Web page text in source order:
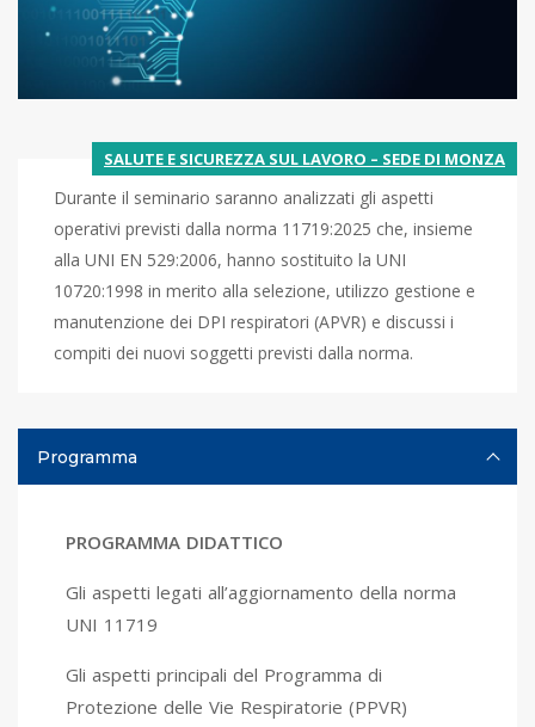
SALUTE E SICUREZZA SUL LAVORO – SEDE DI MONZA
Durante il seminario saranno analizzati gli aspetti
operativi previsti dalla norma 11719:2025 che, insieme
alla UNI EN 529:2006, hanno sostituito la UNI
10720:1998 in merito alla selezione, utilizzo gestione e
manutenzione dei DPI respiratori (APVR) e discussi i
compiti dei nuovi soggetti previsti dalla norma.
Programma
PROGRAMMA DIDATTICO
Gli aspetti legati all’aggiornamento della norma
UNI 11719
Gli aspetti principali del Programma di
Protezione delle Vie Respiratorie (PPVR)